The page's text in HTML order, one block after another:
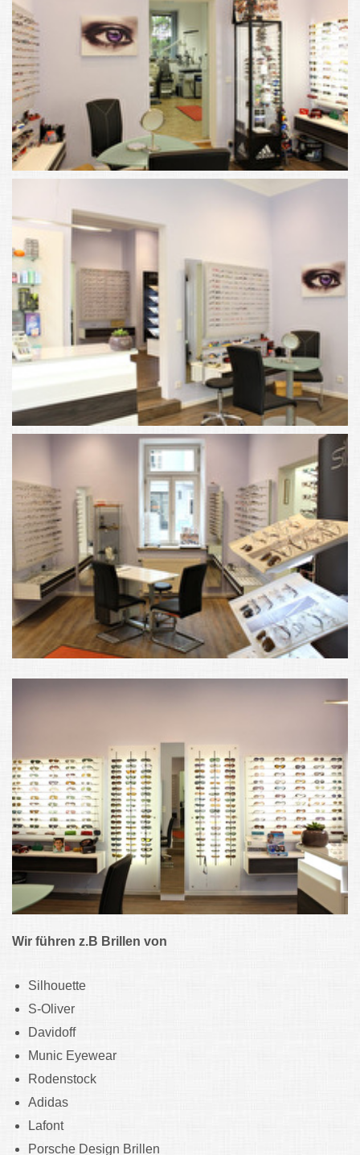
Wir führen z.B Brillen von
Silhouette
S-Oliver
Davidoff
Munic Eyewear
Rodenstock
Adidas
Lafont
Porsche Design Brillen